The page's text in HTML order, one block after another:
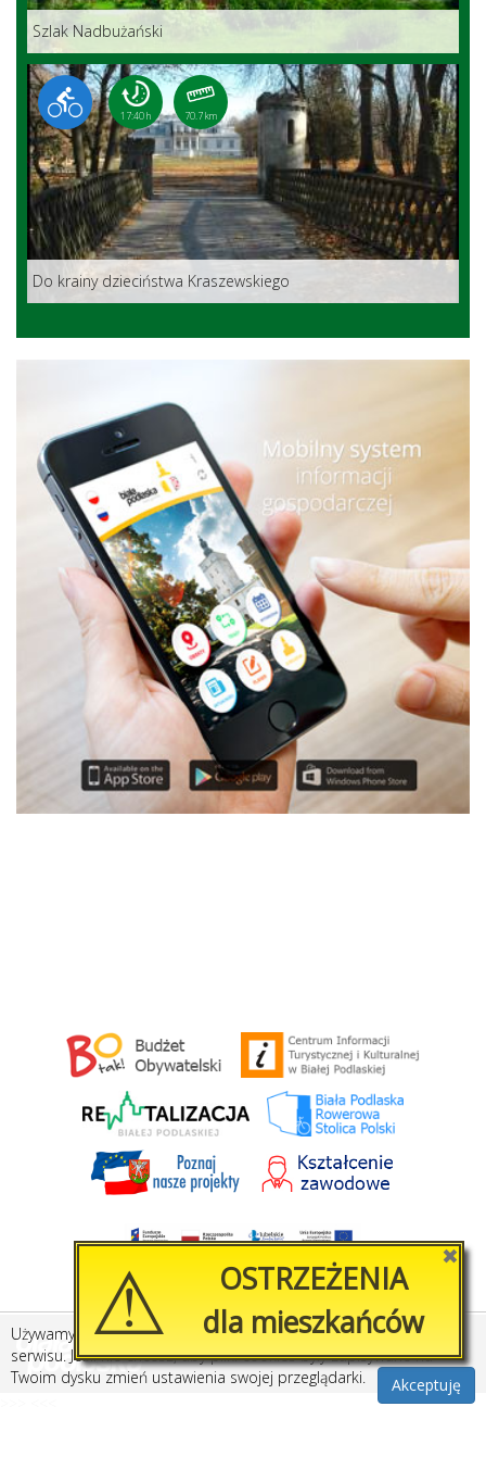
Szlak Nadbużański
17:40 h 70.7 km
Do krainy dzieciństwa Kraszewskiego
Stworzone przezAmistad.pl
Używamy plików cookies, by ułatwić korzystanie z naszego
serwisu. Jeśli nie chcesz, aby pliki cookies były zapisywane na
Twoim dysku zmień ustawienia swojej przeglądarki.
Akceptuję
✖
⚠
OSTRZEŻENIA
dla mieszkańców